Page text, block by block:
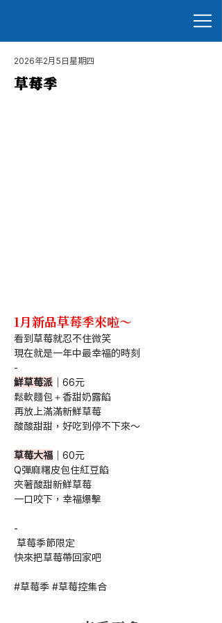
2026年2月5日星期四
草莓季
1月新品草莓季來啦～
看到草莓就忍不住微笑
現在就是一年中最幸福的時刻
-
鮮草莓派 ｜66元
鬆軟麵包＋香甜奶露餡
再放上滿滿新鮮草莓
酸酸甜甜，好吃到停不下來～
草莓大福 ｜60元
Q彈麻糬皮包住紅豆餡
夾著酸甜新鮮草莓
一口咬下，幸福爆擊
-
草莓季節限定
快來把草莓帶回家吧
#草莓季 #草莓控集合